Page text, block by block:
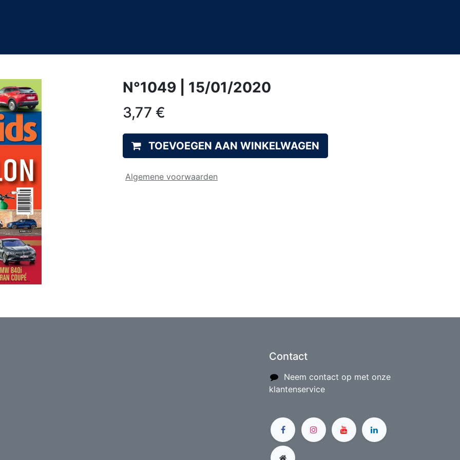
N°1049 | 15/01/2020
3,77 €
TOEVOEGEN AAN WINKELWAGEN
Algemene voorwaarden
Contact
Neem contact op met onze
klantenservice